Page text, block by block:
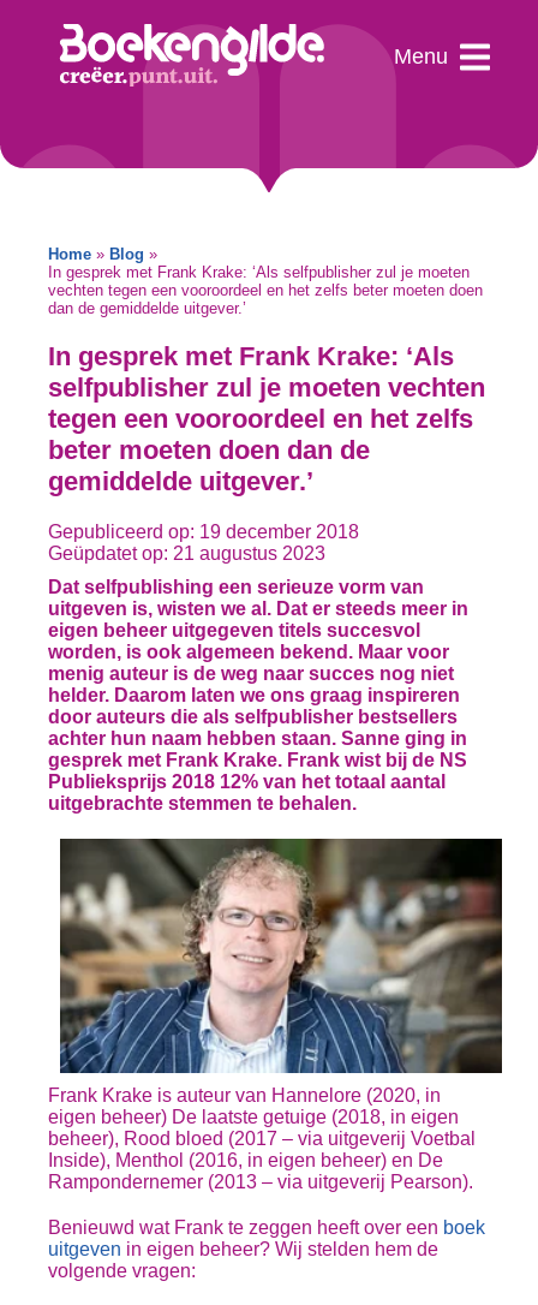
Home » Blog »
In gesprek met Frank Krake: ‘Als selfpublisher zul je moeten
vechten tegen een vooroordeel en het zelfs beter moeten doen
dan de gemiddelde uitgever.’
In gesprek met Frank Krake: ‘Als
selfpublisher zul je moeten vechten
tegen een vooroordeel en het zelfs
beter moeten doen dan de
gemiddelde uitgever.’
Gepubliceerd op: 19 december 2018
Geüpdatet op: 21 augustus 2023
Dat selfpublishing een serieuze vorm van
uitgeven is, wisten we al. Dat er steeds meer in
eigen beheer uitgegeven titels succesvol
worden, is ook algemeen bekend. Maar voor
menig auteur is de weg naar succes nog niet
helder. Daarom laten we ons graag inspireren
door auteurs die als selfpublisher bestsellers
achter hun naam hebben staan. Sanne ging in
gesprek met Frank Krake. Frank wist bij de NS
Publieksprijs 2018 12% van het totaal aantal
uitgebrachte stemmen te behalen.
Frank Krake is auteur van Hannelore (2020, in
eigen beheer) De laatste getuige (2018, in eigen
beheer), Rood bloed (2017 – via uitgeverij Voetbal
Inside), Menthol (2016, in eigen beheer) en De
Rampondernemer (2013 – via uitgeverij Pearson).
Benieuwd wat Frank te zeggen heeft over een boek
uitgeven in eigen beheer? Wij stelden hem de
volgende vragen: